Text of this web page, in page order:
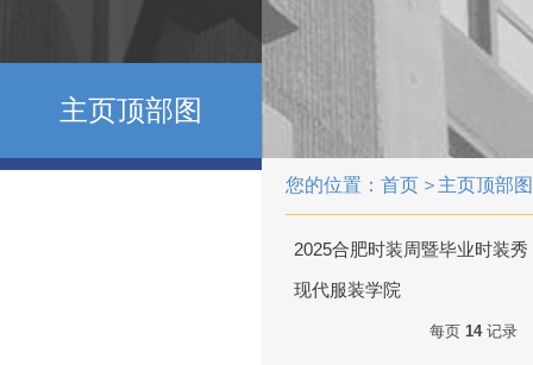
主页顶部图
您的位置： 首页 主页顶部图
2025合肥时装周暨毕业时装秀
现代服装学院
每页 14记录